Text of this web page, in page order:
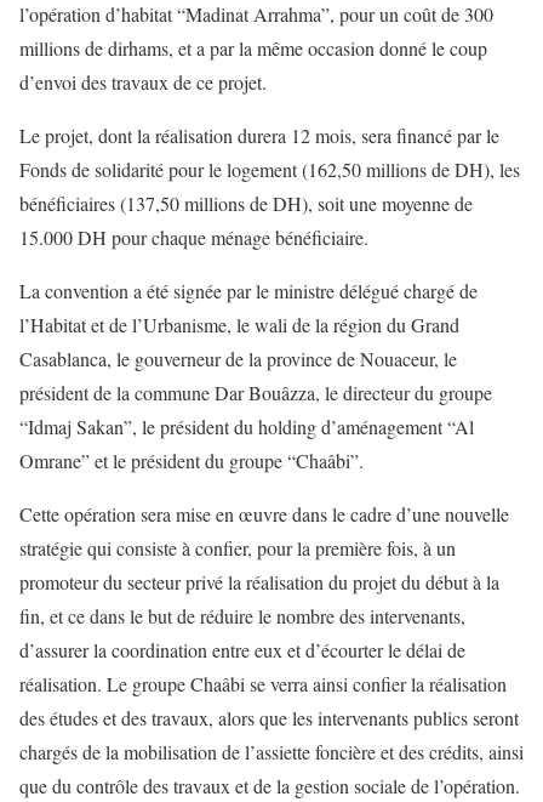
l’opération d’habitat “Madinat Arrahma”, pour un coût de 300
millions de dirhams, et a par la même occasion donné le coup
d’envoi des travaux de ce projet.
Le projet, dont la réalisation durera 12 mois, sera financé par le
Fonds de solidarité pour le logement (162,50 millions de DH), les
bénéficiaires (137,50 millions de DH), soit une moyenne de
15.000 DH pour chaque ménage bénéficiaire.
La convention a été signée par le ministre délégué chargé de
l’Habitat et de l’Urbanisme, le wali de la région du Grand
Casablanca, le gouverneur de la province de Nouaceur, le
président de la commune Dar Bouâzza, le directeur du groupe
“Idmaj Sakan”, le président du holding d’aménagement “Al
Omrane” et le président du groupe “Chaâbi”.
Cette opération sera mise en œuvre dans le cadre d’une nouvelle
stratégie qui consiste à confier, pour la première fois, à un
promoteur du secteur privé la réalisation du projet du début à la
fin, et ce dans le but de réduire le nombre des intervenants,
d’assurer la coordination entre eux et d’écourter le délai de
réalisation. Le groupe Chaâbi se verra ainsi confier la réalisation
des études et des travaux, alors que les intervenants publics seront
chargés de la mobilisation de l’assiette foncière et des crédits, ainsi
que du contrôle des travaux et de la gestion sociale de l’opération.